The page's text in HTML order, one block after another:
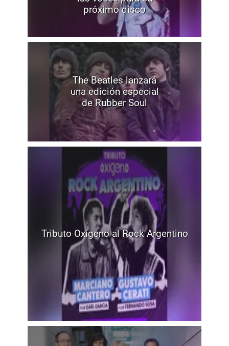
próximo disco
The Beatles lanzará
una edición especial
de Rubber Soul
Tributo Oxígeno al Rock Argentino